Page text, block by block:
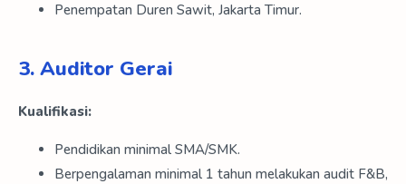
Penempatan Duren Sawit, Jakarta Timur.
3. Auditor Gerai
Kualifikasi:
Pendidikan minimal SMA/SMK.
Berpengalaman minimal 1 tahun melakukan audit F&B,